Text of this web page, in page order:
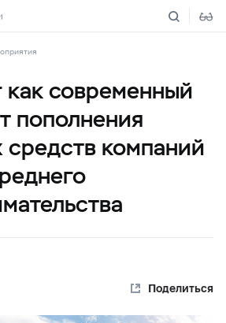
современный
пополнения
компаний
Поделиться